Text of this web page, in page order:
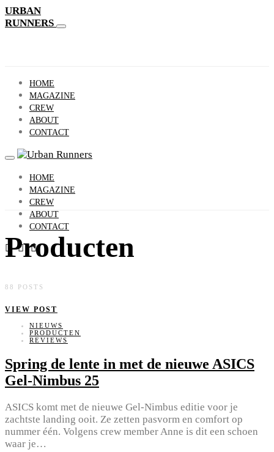
URBAN
RUNNERS
HOME
MAGAZINE
CREW
ABOUT
CONTACT
HOME
MAGAZINE
CREW
ABOUT
CONTACT
Producten
88 POSTS
VIEW POST
NIEUWS
PRODUCTEN
REVIEWS
Spring de lente in met de nieuwe ASICS
Gel-Nimbus 25
ASICS komt met de nieuwe Gel-Nimbus editie voor je
zachtste landing ooit. Ze zetten pasvorm en comfort op
nummer één. Volgens crew member Anne is dit een schoen
waar je…